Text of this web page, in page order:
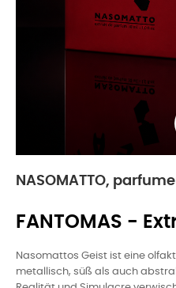
NASOMATTO,
FANTOMAS -
Nasomattos Geist ist eine
metallisch, süß als auch